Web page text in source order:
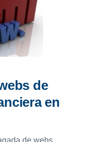
de
en
de webs